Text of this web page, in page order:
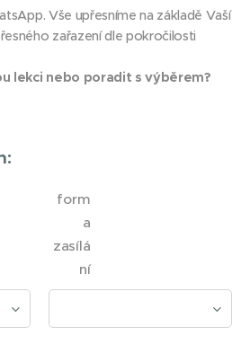
Vše upřesníme na základě Vaší
zařazení dle pokročilosti
lekci nebo poradit s výběrem?
form
a
zasílá
ní